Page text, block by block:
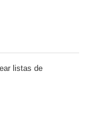
listas de